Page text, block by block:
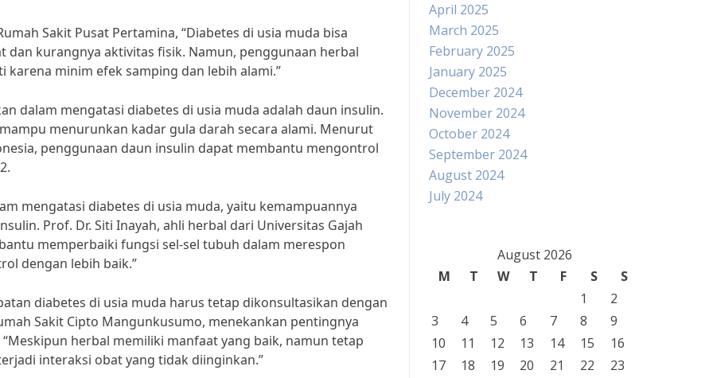
Sakit Pusat Pertamina, “Diabetes di usia muda bisa
dan kurangnya aktivitas fisik. Namun, penggunaan herbal
minim efek samping dan lebih alami.”
dalam mengatasi diabetes di usia muda adalah daun insulin.
menurunkan kadar gula darah secara alami. Menurut
penggunaan daun insulin dapat membantu mengontrol
mengatasi diabetes di usia muda, yaitu kemampuannya
Prof. Dr. Siti Inayah, ahli herbal dari Universitas Gajah
memperbaiki fungsi sel-sel tubuh dalam merespon
dengan lebih baik.”
diabetes di usia muda harus tetap dikonsultasikan dengan
Sakit Cipto Mangunkusumo, menekankan pentingnya
herbal memiliki manfaat yang baik, namun tetap
interaksi obat yang tidak diinginkan.”
April 2025
March 2025
February 2025
January 2025
December 2024
November 2024
October 2024
September 2024
August 2024
July 2024
August 2026
M
T W T F S
S
1
2
3
4 5 6 7 8
9
10
11 12 13 14 15
16
17
18 19 20 21 22
23